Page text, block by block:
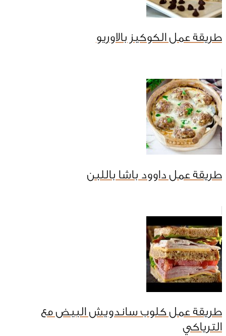
طريقة عمل الكوكيز بالاوريو
طريقة عمل داوود باشا باللبن
طريقة عمل كلوب ساندويش البيض مع
الترياكي